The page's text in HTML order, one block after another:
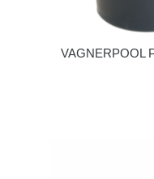
VAGNERPOOL